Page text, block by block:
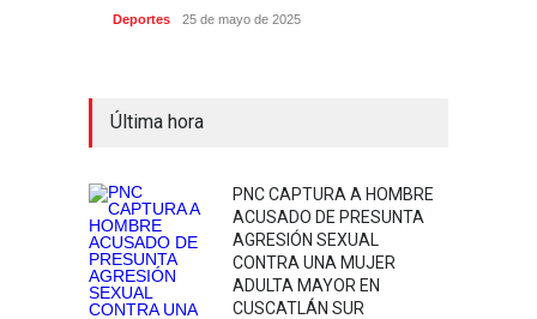
Deportes 25 de mayo de 2025
Última hora
PNC CAPTURA A HOMBRE
ACUSADO DE PRESUNTA
AGRESIÓN SEXUAL
CONTRA UNA MUJER
ADULTA MAYOR EN
CUSCATLÁN SUR